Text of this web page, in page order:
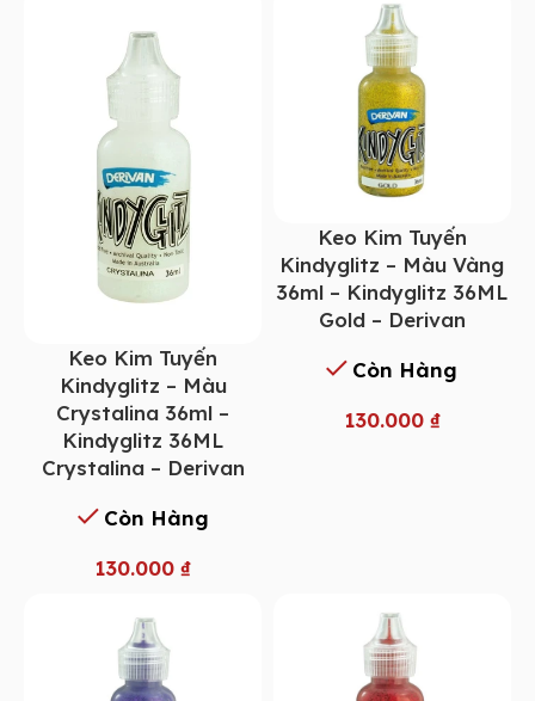
Keo Kim Tuyến
Kindyglitz – Màu
Crystalina 36ml –
Kindyglitz 36ML
Crystalina – Derivan
Còn Hàng
130.000 ₫
Keo Kim Tuyến
Kindyglitz – Màu Vàng
36ml – Kindyglitz 36ML
Gold – Derivan
Còn Hàng
130.000 ₫